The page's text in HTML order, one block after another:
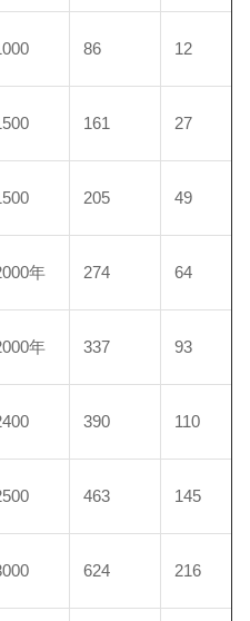
86 12
161 27
205 49
年 274 64
年 337 93
390 110
463 145
624 216